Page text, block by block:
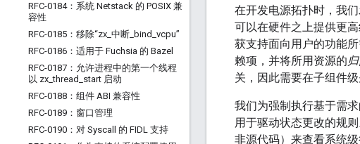
RFC-0184：系统 Netstack 的 POSIX 兼
容性
RFC-0185：移除“zx 中断 bind vcpu”
RFC-0186：适用于 Fuchsia 的 Bazel
RFC-0187：允许进程中的第一个线程
以 zx _thread start 启动
RFC-0188：组件 ABI 兼容性
RFC-0189：窗口管理
RFC-0190：对 Syscall 的 FIDL 支持
在开发电源拓扑时，我
可以在硬件之上提供更
获支持面向用户的功能
赖项，并将所用资源的
关，因此需要在子组件级
我们为强制执行基于需
用于驱动状态更改的规
非源代码）来查看系统